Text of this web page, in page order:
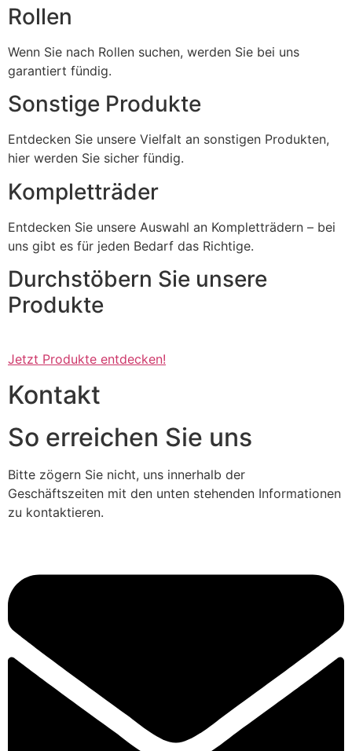
Rollen
Wenn Sie nach Rollen suchen, werden Sie bei uns
garantiert fündig.
Sonstige Produkte
Entdecken Sie unsere Vielfalt an sonstigen Produkten,
hier werden Sie sicher fündig.
Kompletträder
Entdecken Sie unsere Auswahl an Kompletträdern – bei
uns gibt es für jeden Bedarf das Richtige.
Durchstöbern Sie unsere
Produkte
Jetzt Produkte entdecken!
Kontakt
So erreichen Sie uns
Bitte zögern Sie nicht, uns innerhalb der
Geschäftszeiten mit den unten stehenden Informationen
zu kontaktieren.